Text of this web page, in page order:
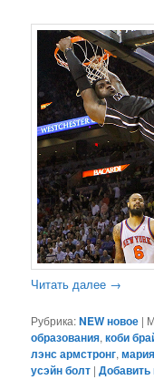
Читать далее →
Рубрика:NEW новое |
образования,коби
лэнс армстронг,
усэйн болт |